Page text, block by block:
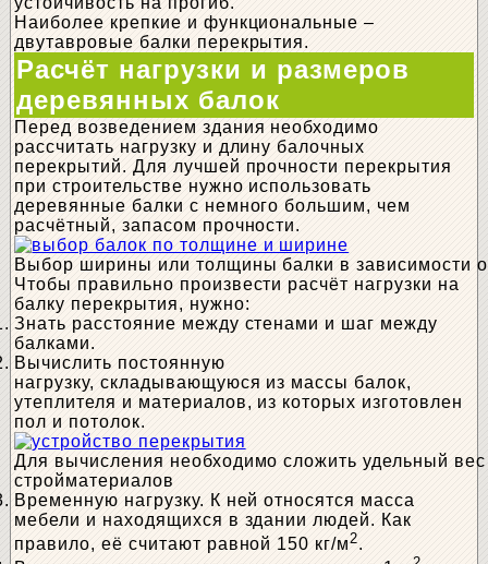
Наиболее крепкие и функциональные –
двутавровые балки перекрытия.
Расчёт нагрузки и размеров
деревянных балок
Перед возведением здания необходимо
рассчитать нагрузку и длину балочных
перекрытий. Для лучшей прочности перекрытия
при строительстве нужно использовать
деревянные балки с немного большим, чем
расчётный, запасом прочности.
Выбор ширины или толщины балки в зависимости
Чтобы правильно произвести расчёт нагрузки на
балку перекрытия, нужно:
Знать расстояние между стенами и шаг между
балками.
Вычислить постоянную
нагрузку, складывающуюся из массы балок,
утеплителя и материалов, из которых изготовлен
пол и потолок.
Для вычисления необходимо сложить удельный
стройматериалов
Временную нагрузку. К ней относятся масса
мебели и находящихся в здании людей. Как
правило, её считают равной 150 кг/м2.